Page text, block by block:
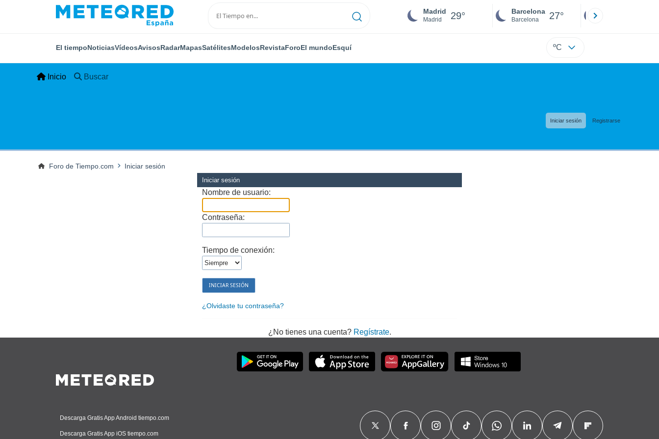
Madrid
Madrid 29° Barcelona
Barcelona 27°
El tiempoNoticiasVídeosAvisosRadarMapasSatélitesModelosRevistaForoEl mundoEsquí ºC
Inicio Buscar
Iniciar sesión Registrarse
Foro de Tiempo.com Iniciar sesión
Iniciar sesión
Nombre de usuario:
Contraseña:
Tiempo de conexión:
¿Olvidaste tu contraseña?
¿No tienes una cuenta? Regístrate.
Descarga Gratis App Android tiempo.com
Descarga Gratis App iOS tiempo.com